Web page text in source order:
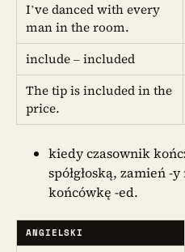
I’ve danced with every
man in the room.
include – included
The tip is included in the
price.
kiedy czasownik
spółgłoską, zamień -
końcówkę -ed.
ANGIELSKI